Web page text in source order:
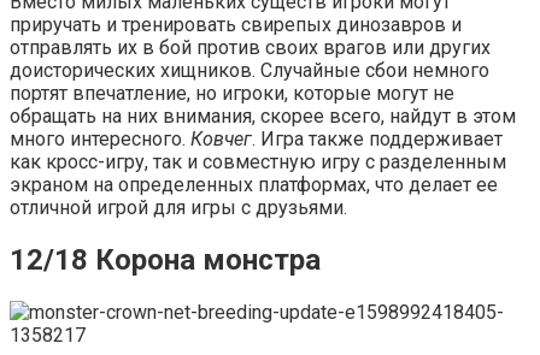
приручать и тренировать свирепых динозавров и
отправлять их в бой против своих врагов или других
доисторических хищников. Случайные сбои немного
портят впечатление, но игроки, которые могут не
обращать на них внимания, скорее всего, найдут в этом
много интересного. Ковчег. Игра также поддерживает
как кросс-игру, так и совместную игру с разделенным
экраном на определенных платформах, что делает ее
отличной игрой для игры с друзьями.
12/18 Корона монстра